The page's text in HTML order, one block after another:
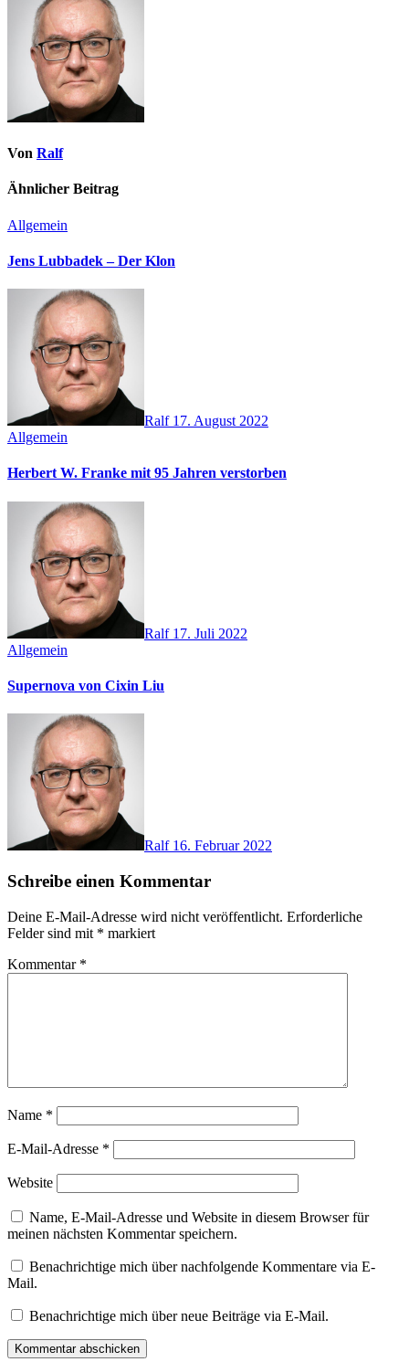
Von Ralf
Ähnlicher Beitrag
Allgemein
Jens Lubbadek – Der Klon
Ralf 17. August 2022
Allgemein
Herbert W. Franke mit 95 Jahren verstorben
Ralf 17. Juli 2022
Allgemein
Supernova von Cixin Liu
Ralf 16. Februar 2022
Schreibe einen Kommentar
Deine E-Mail-Adresse wird nicht veröffentlicht. Erforderliche
Felder sind mit * markiert
Kommentar *
Name *
E-Mail-Adresse *
Website
Name, E-Mail-Adresse und Website in diesem Browser für
meinen nächsten Kommentar speichern.
Benachrichtige mich über nachfolgende Kommentare via E-
Mail.
Benachrichtige mich über neue Beiträge via E-Mail.